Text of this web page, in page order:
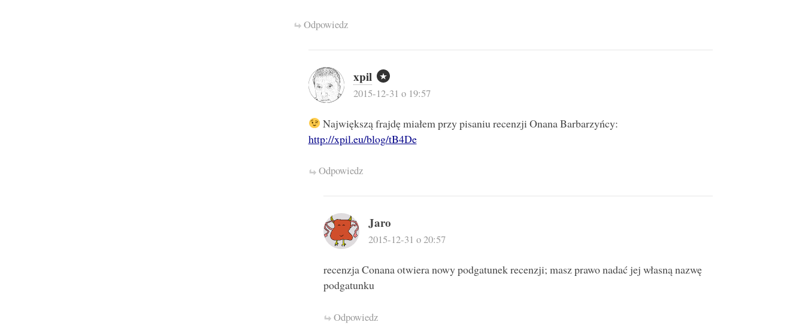
Odpowiedz
xpil
2015-12-31 o 19:57
Największą frajdę miałem przy pisaniu recenzji Onana Barbarzyńcy:
http://xpil.eu/blog/tB4De
Odpowiedz
Jaro
2015-12-31 o 20:57
recenzja Conana otwiera nowy podgatunek recenzji; masz prawo nadać jej własną nazwę
podgatunku
Odpowiedz